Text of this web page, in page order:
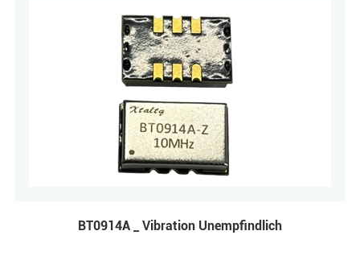
BT0914A _ Vibration Unempfindlich